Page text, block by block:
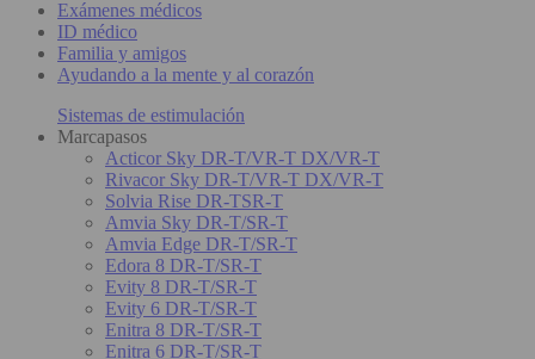
Exámenes médicos
ID médico
Familia y amigos
Ayudando a la mente y al corazón
Sistemas de estimulación
Marcapasos
Acticor Sky DR-T/VR-T DX/VR-T
Rivacor Sky DR-T/VR-T DX/VR-T
Solvia Rise DR-TSR-T
Amvia Sky DR-T/SR-T
Amvia Edge DR-T/SR-T
Edora 8 DR-T/SR-T
Evity 8 DR-T/SR-T
Evity 6 DR-T/SR-T
Enitra 8 DR-T/SR-T
Enitra 6 DR-T/SR-T